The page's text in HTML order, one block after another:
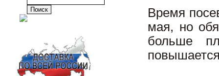
Время
мая, но
больше